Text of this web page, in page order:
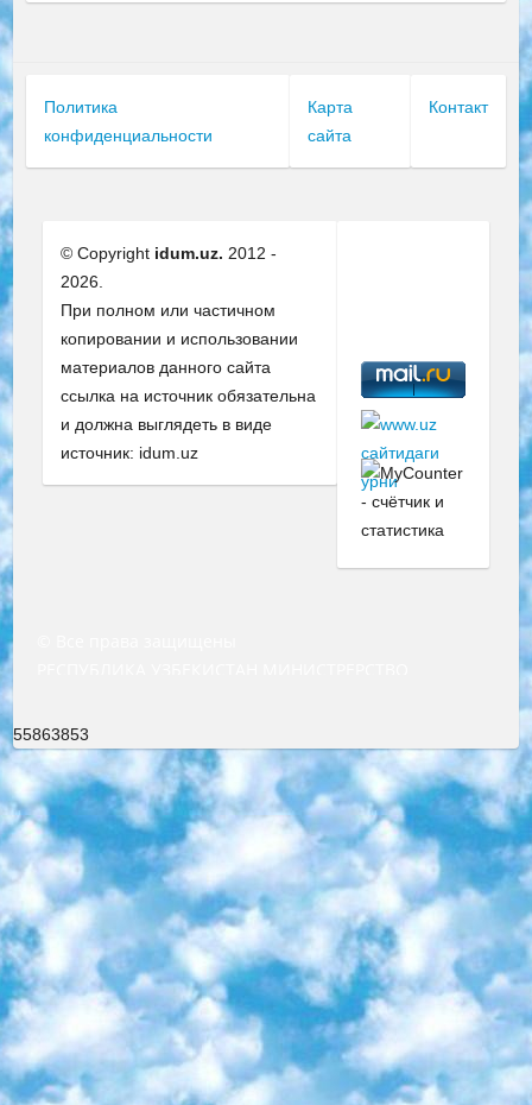
Политика
конфиденциальности
Карта
сайта
Контакт
© Copyright idum.uz. 2012 -
2026.
При полном или частичном
копировании и использовании
материалов данного сайта
ссылка на источник обязательна
и должна выглядеть в виде
источник: idum.uz
55863853